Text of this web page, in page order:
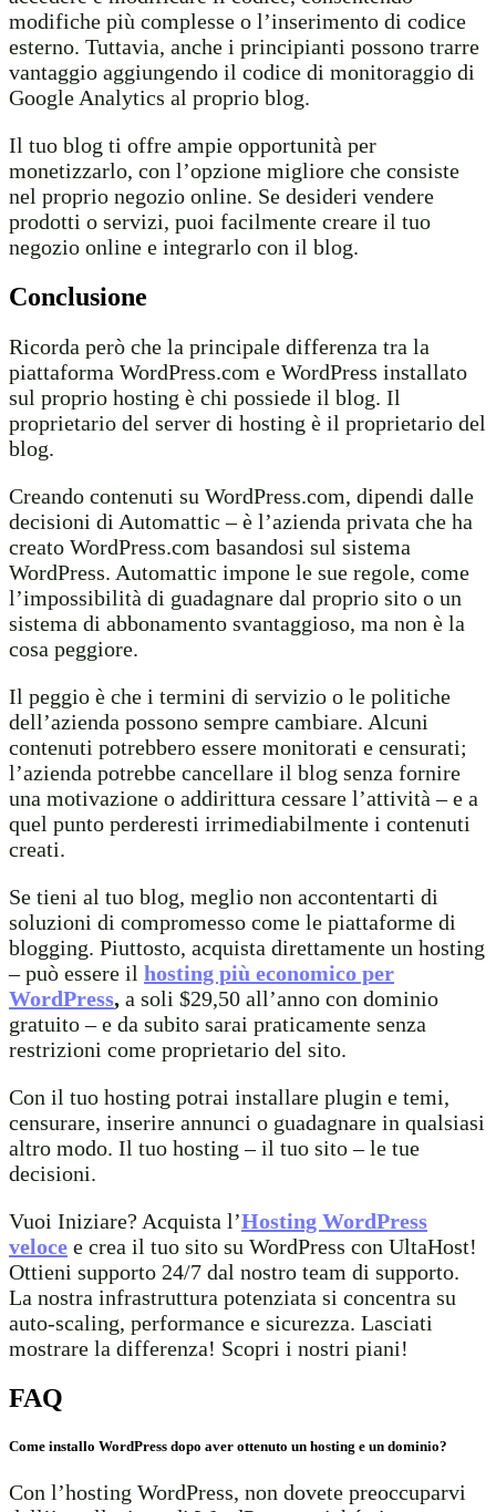
modifiche più complesse o l’inserimento di codice
esterno. Tuttavia, anche i principianti possono trarre
vantaggio aggiungendo il codice di monitoraggio di
Google Analytics al proprio blog.
Il tuo blog ti offre ampie opportunità per
monetizzarlo, con l’opzione migliore che consiste
nel proprio negozio online. Se desideri vendere
prodotti o servizi, puoi facilmente creare il tuo
negozio online e integrarlo con il blog.
Conclusione
Ricorda però che la principale differenza tra la
piattaforma WordPress.com e WordPress installato
sul proprio hosting è chi possiede il blog. Il
proprietario del server di hosting è il proprietario del
blog.
Creando contenuti su WordPress.com, dipendi dalle
decisioni di Automattic – è l’azienda privata che ha
creato WordPress.com basandosi sul sistema
WordPress. Automattic impone le sue regole, come
l’impossibilità di guadagnare dal proprio sito o un
sistema di abbonamento svantaggioso, ma non è la
cosa peggiore.
Il peggio è che i termini di servizio o le politiche
dell’azienda possono sempre cambiare. Alcuni
contenuti potrebbero essere monitorati e censurati;
l’azienda potrebbe cancellare il blog senza fornire
una motivazione o addirittura cessare l’attività – e a
quel punto perderesti irrimediabilmente i contenuti
creati.
Se tieni al tuo blog, meglio non accontentarti di
soluzioni di compromesso come le piattaforme di
blogging. Piuttosto, acquista direttamente un hosting
– può essere il hosting più economico per
WordPress, a soli $29,50 all’anno con dominio
gratuito – e da subito sarai praticamente senza
restrizioni come proprietario del sito.
Con il tuo hosting potrai installare plugin e temi,
censurare, inserire annunci o guadagnare in qualsiasi
altro modo. Il tuo hosting – il tuo sito – le tue
decisioni.
Vuoi Iniziare? Acquista l’Hosting WordPress
veloce e crea il tuo sito su WordPress con UltaHost!
Ottieni supporto 24/7 dal nostro team di supporto.
La nostra infrastruttura potenziata si concentra su
auto-scaling, performance e sicurezza. Lasciati
mostrare la differenza! Scopri i nostri piani!
FAQ
Come installo WordPress dopo aver ottenuto un hosting e un dominio?
Con l’hosting WordPress, non dovete preoccuparvi